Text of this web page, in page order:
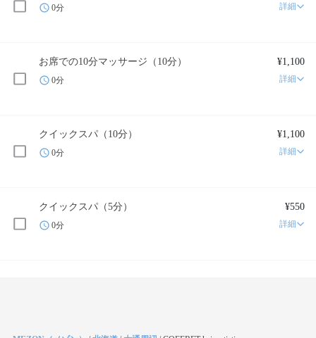
0分 詳細
お席での10分マッサージ（10分） ¥1,100
0分 詳細
クイックスパ（10分） ¥1,100
0分 詳細
クイックスパ（5分） ¥550
0分 詳細